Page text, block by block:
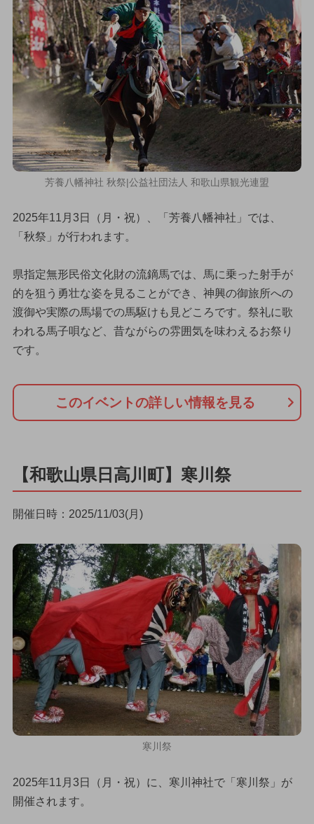
芳養八幡神社 秋祭|公益社団法人 和歌山県観光連盟
2025年11月3日（月・祝）、「芳養八幡神社」では、
「秋祭」が行われます。
県指定無形民俗文化財の流鏑馬では、馬に乗った射手が
的を狙う勇壮な姿を見ることができ、神興の御旅所への
渡御や実際の馬場での馬駆けも見どころです。祭礼に歌
われる馬子唄など、昔ながらの雰囲気を味わえるお祭り
です。
このイベントの詳しい情報を見る
【和歌山県日高川町】寒川祭
開催日時：2025/11/03(月)
寒川祭
2025年11月3日（月・祝）に、寒川神社で「寒川祭」が
開催されます。